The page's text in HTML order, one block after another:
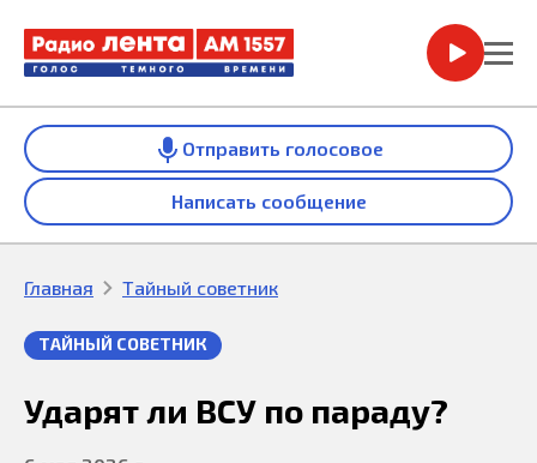
Отправить голосовое
Написать сообщение
Главная Тайный советник
ТАЙНЫЙ СОВЕТНИК
Ударят ли ВСУ по параду?